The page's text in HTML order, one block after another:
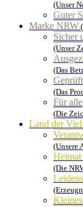
(Unser
Guter
Marke NRW
Sicher
(Unser
(Das
(Das
Für alle
(Die
Land der
(Unsere
Heimat
(Die